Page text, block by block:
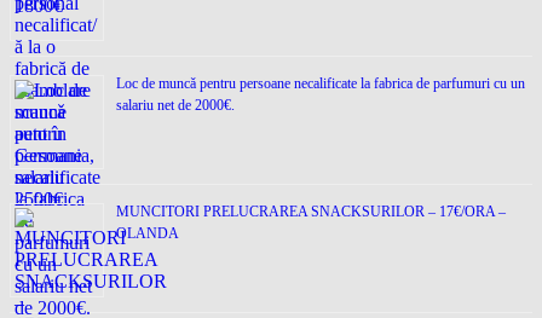
Loc de muncǎ pentru persoane necalificate la fabrica de parfumuri cu un
salariu net de 2000€.
MUNCITORI PRELUCRAREA SNACKSURILOR – 17€/ORA –
OLANDA